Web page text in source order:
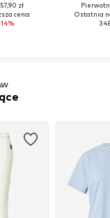
zł
cena:
Ostatnia